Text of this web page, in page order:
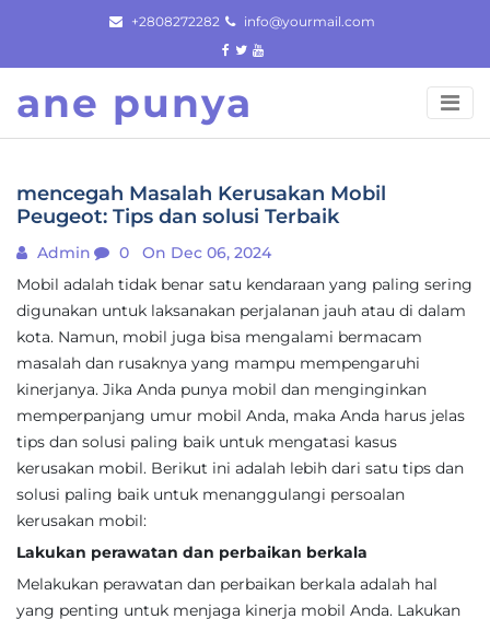
content
+2808272282 info@yourmail.com
ane punya
mencegah Masalah Kerusakan Mobil
Peugeot: Tips dan solusi Terbaik
Admin 0
On Dec 06, 2024
Mobil adalah tidak benar satu kendaraan yang paling sering
digunakan untuk laksanakan perjalanan jauh atau di dalam
kota. Namun, mobil juga bisa mengalami bermacam
masalah dan rusaknya yang mampu mempengaruhi
kinerjanya. Jika Anda punya mobil dan menginginkan
memperpanjang umur mobil Anda, maka Anda harus jelas
tips dan solusi paling baik untuk mengatasi kasus
kerusakan mobil. Berikut ini adalah lebih dari satu tips dan
solusi paling baik untuk menanggulangi persoalan
kerusakan mobil:
Lakukan perawatan dan perbaikan berkala
Melakukan perawatan dan perbaikan berkala adalah hal
yang penting untuk menjaga kinerja mobil Anda. Lakukan